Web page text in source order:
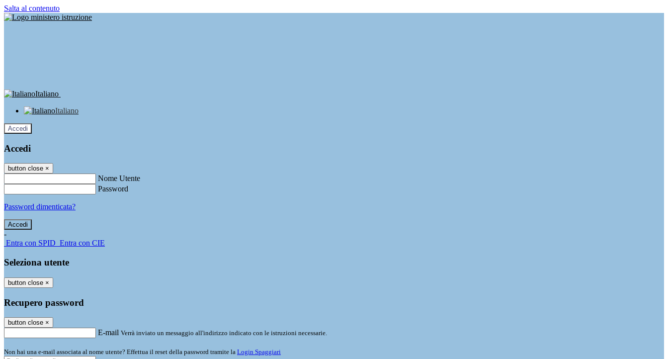
Salta al contenuto
Italiano
Italiano
Accedi
Accedi
button close ×
Nome Utente
Password
Password dimenticata?
-
Entra con SPID Entra con CIE
Seleziona utente
button close ×
Recupero password
button close ×
E-mail Verrà inviato un messaggio all'indirizzo indicato con le istruzioni necessarie.
Non hai una e-mail associata al nome utente? Effettua il reset della password tramite la Login Spaggiari